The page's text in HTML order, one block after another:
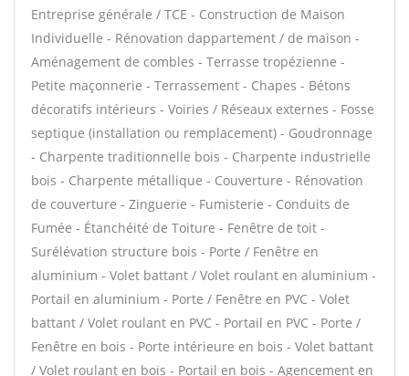
Entreprise générale / TCE - Construction de Maison
Individuelle - Rénovation dappartement / de maison -
Aménagement de combles - Terrasse tropézienne -
Petite maçonnerie - Terrassement - Chapes - Bétons
décoratifs intérieurs - Voiries / Réseaux externes - Fosse
septique (installation ou remplacement) - Goudronnage
- Charpente traditionnelle bois - Charpente industrielle
bois - Charpente métallique - Couverture - Rénovation
de couverture - Zinguerie - Fumisterie - Conduits de
Fumée - Étanchéité de Toiture - Fenêtre de toit -
Surélévation structure bois - Porte / Fenêtre en
aluminium - Volet battant / Volet roulant en aluminium -
Portail en aluminium - Porte / Fenêtre en PVC - Volet
battant / Volet roulant en PVC - Portail en PVC - Porte /
Fenêtre en bois - Porte intérieure en bois - Volet battant
/ Volet roulant en bois - Portail en bois - Agencement en